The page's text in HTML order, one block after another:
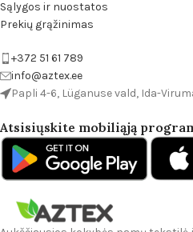
Sąlygos ir nuostatos
Prekių grąžinimas
+372 51 61 789
info@aztex.ee
Papli 4-6, Lüganuse vald, Ida-
Atsisiųskite mobiliąją